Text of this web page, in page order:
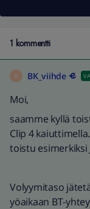
1 kommentti
B BK_viihde
Moi,
saamme kyllä
Clip 4
toistu esimerkiksi
Volyymitaso
yöaikaan BT-